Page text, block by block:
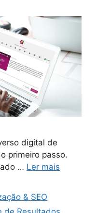
digital de
primeiro passo.
… Ler mais
& SEO